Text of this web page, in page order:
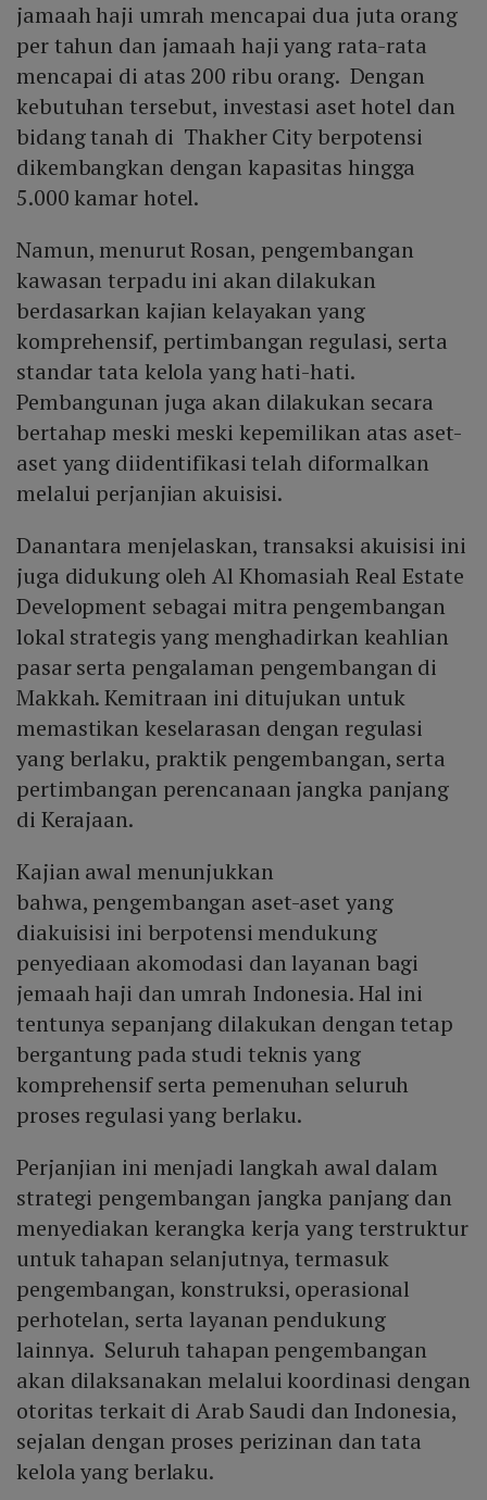
jamaah haji umrah mencapai dua juta orang
per tahun dan jamaah haji yang rata-rata
mencapai di atas 200 ribu orang. Dengan
kebutuhan tersebut, investasi aset hotel dan
bidang tanah di Thakher City berpotensi
dikembangkan dengan kapasitas hingga
5.000 kamar hotel.
Namun, menurut Rosan, pengembangan
kawasan terpadu ini akan dilakukan
berdasarkan kajian kelayakan yang
komprehensif, pertimbangan regulasi, serta
standar tata kelola yang hati-hati.
Pembangunan juga akan dilakukan secara
bertahap meski meski kepemilikan atas aset-
aset yang diidentifikasi telah diformalkan
melalui perjanjian akuisisi.
Danantara menjelaskan, transaksi akuisisi ini
juga didukung oleh Al Khomasiah Real Estate
Development sebagai mitra pengembangan
lokal strategis yang menghadirkan keahlian
pasar serta pengalaman pengembangan di
Makkah. Kemitraan ini ditujukan untuk
memastikan keselarasan dengan regulasi
yang berlaku, praktik pengembangan, serta
pertimbangan perencanaan jangka panjang
di Kerajaan.
Kajian awal menunjukkan
bahwa, pengembangan aset-aset yang
diakuisisi ini berpotensi mendukung
penyediaan akomodasi dan layanan bagi
jemaah haji dan umrah Indonesia. Hal ini
tentunya sepanjang dilakukan dengan tetap
bergantung pada studi teknis yang
komprehensif serta pemenuhan seluruh
proses regulasi yang berlaku.
Perjanjian ini menjadi langkah awal dalam
strategi pengembangan jangka panjang dan
menyediakan kerangka kerja yang terstruktur
untuk tahapan selanjutnya, termasuk
pengembangan, konstruksi, operasional
perhotelan, serta layanan pendukung
lainnya. Seluruh tahapan pengembangan
akan dilaksanakan melalui koordinasi dengan
otoritas terkait di Arab Saudi dan Indonesia,
sejalan dengan proses perizinan dan tata
kelola yang berlaku.